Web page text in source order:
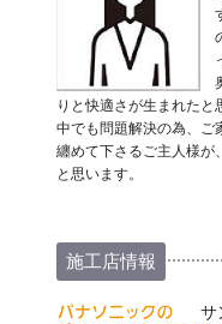
りと快適さが生まれたと
中でも問題解決の為、ご
纏めて下さるご主人様が
と思います。
施工店情報
サ